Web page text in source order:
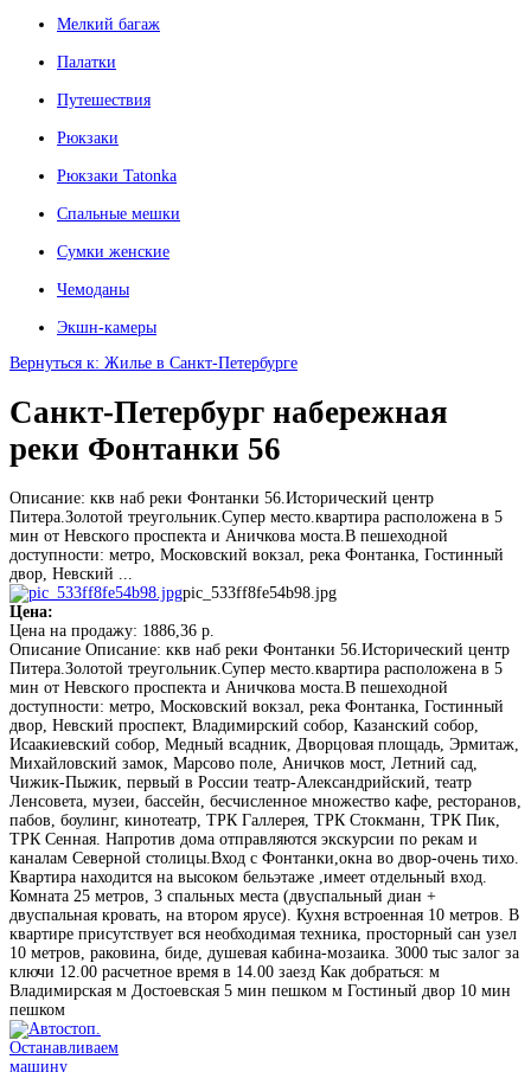
Мелкий багаж
Палатки
Путешествия
Рюкзаки
Рюкзаки Tatonka
Спальные мешки
Сумки женские
Чемоданы
Экшн-камеры
Вернуться к: Жилье в Санкт-Петербурге
Санкт-Петербург набережная
реки Фонтанки 56
Описание: ккв наб реки Фонтанки 56.Исторический центр
Питера.Золотой треугольник.Супер место.квартира расположена в 5
мин от Невского проспекта и Аничкова моста.В пешеходной
доступности: метро, Московский вокзал, река Фонтанка, Гостинный
двор, Невский ...
pic_533ff8fe54b98.jpg
Цена:
Цена на продажу: 1886,36 р.
Описание Описание: ккв наб реки Фонтанки 56.Исторический центр
Питера.Золотой треугольник.Супер место.квартира расположена в 5
мин от Невского проспекта и Аничкова моста.В пешеходной
доступности: метро, Московский вокзал, река Фонтанка, Гостинный
двор, Невский проспект, Владимирский собор, Казанский собор,
Исаакиевский собор, Медный всадник, Дворцовая площадь, Эрмитаж,
Михайловский замок, Марсово поле, Аничков мост, Летний сад,
Чижик-Пыжик, первый в России театр-Александрийский, театр
Ленсовета, музеи, бассейн, бесчисленное множество кафе, ресторанов,
пабов, боулинг, кинотеатр, ТРК Галлерея, ТРК Стокманн, ТРК Пик,
ТРК Сенная. Напротив дома отправляются экскурсии по рекам и
каналам Северной столицы.Вход с Фонтанки,окна во двор-очень тихо.
Квартира находится на высоком бельэтаже ,имеет отдельный вход.
Комната 25 метров, 3 спальных места (двуспальный диан +
двуспальная кровать, на втором ярусе). Кухня встроенная 10 метров. В
квартире присутствует вся необходимая техника, просторный сан узел
10 метров, раковина, биде, душевая кабина-мозаика. 3000 тыс залог за
ключи 12.00 расчетное время в 14.00 заезд Как добраться: м
Владимирская м Достоевская 5 мин пешком м Гостиный двор 10 мин
пешком